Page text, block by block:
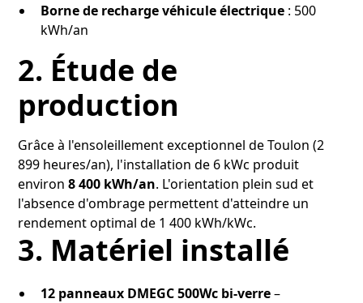
Borne de recharge véhicule électrique : 500
kWh/an
2. Étude de
production
Grâce à l'ensoleillement exceptionnel de Toulon (2
899 heures/an), l'installation de 6 kWc produit
environ8 400 kWh/an. L'orientation plein sud et
l'absence d'ombrage permettent d'atteindre un
rendement optimal de 1 400 kWh/kWc.
3. Matériel installé
12 panneaux DMEGC 500Wc bi-verre–